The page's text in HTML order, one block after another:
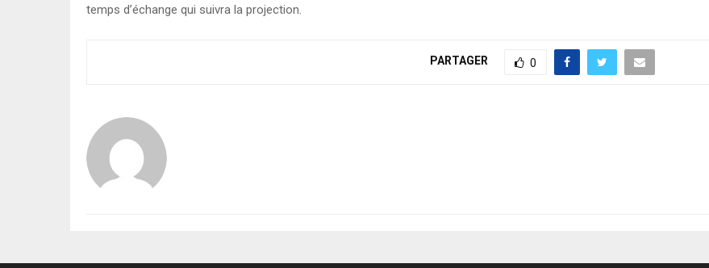
temps d’échange qui suivra la projection.
PARTAGER 0